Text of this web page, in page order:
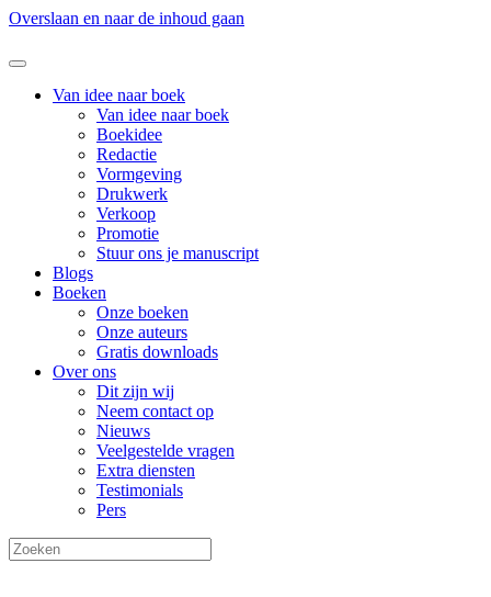
Overslaan en naar de inhoud gaan
Van idee naar boek
Van idee naar boek
Boekidee
Redactie
Vormgeving
Drukwerk
Verkoop
Promotie
Stuur ons je manuscript
Blogs
Boeken
Onze boeken
Onze auteurs
Gratis downloads
Over ons
Dit zijn wij
Neem contact op
Nieuws
Veelgestelde vragen
Extra diensten
Testimonials
Pers